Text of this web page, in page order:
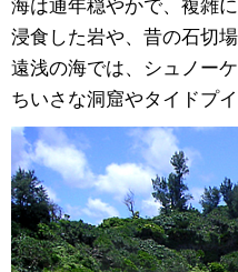
海は通年穏やかで、複雑
浸食した岩や、昔の石切
遠浅の海では、シュノー
ちいさな洞窟やタイドプ